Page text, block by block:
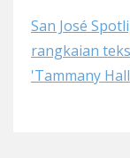
San José
rangkaian
'Tammany